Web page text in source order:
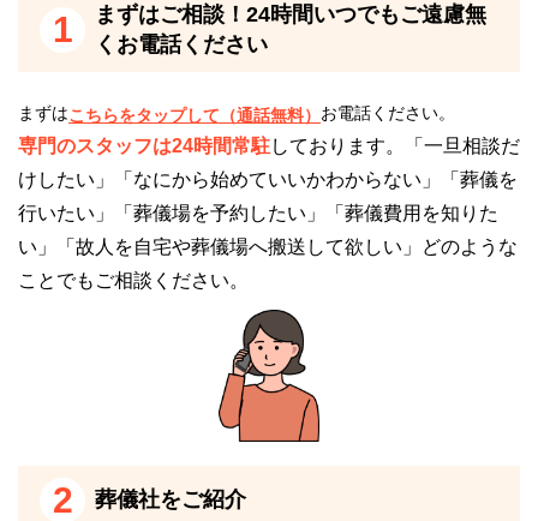
公益社会館 たまプラーザは「ユリノキ通り」という
れるので、道に迷う心配も少ないです。
「たまプラーザ駅」は、主要ターミナル駅の「横浜
駅」から約40分です。
そのため、公益社会館 たまプラーザは遠方からお越
しの方も利用しやすい斎場です。
会席室があります
公益社会館 たまプラーザは、会食室（お清め所）を
お清め所とは、通夜の後に食事をする場所です。
1
まずはご相談！24時間いつでもご遠慮無
くお電話ください
まずはこちらをタップして（通話無料） お電話ください。
専門のスタッフは24時間常駐しております。「一旦相談だ
けしたい」「なにから始めていいかわからない」「葬儀を
行いたい」「葬儀場を予約したい」「葬儀費用を知りた
い」「故人を自宅や葬儀場へ搬送して欲しい」どのような
ことでもご相談ください。
2 葬儀社をご紹介